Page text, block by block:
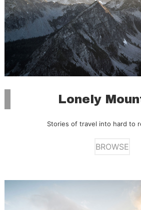
Lonely
Stories of travel into hard to
BROWSE